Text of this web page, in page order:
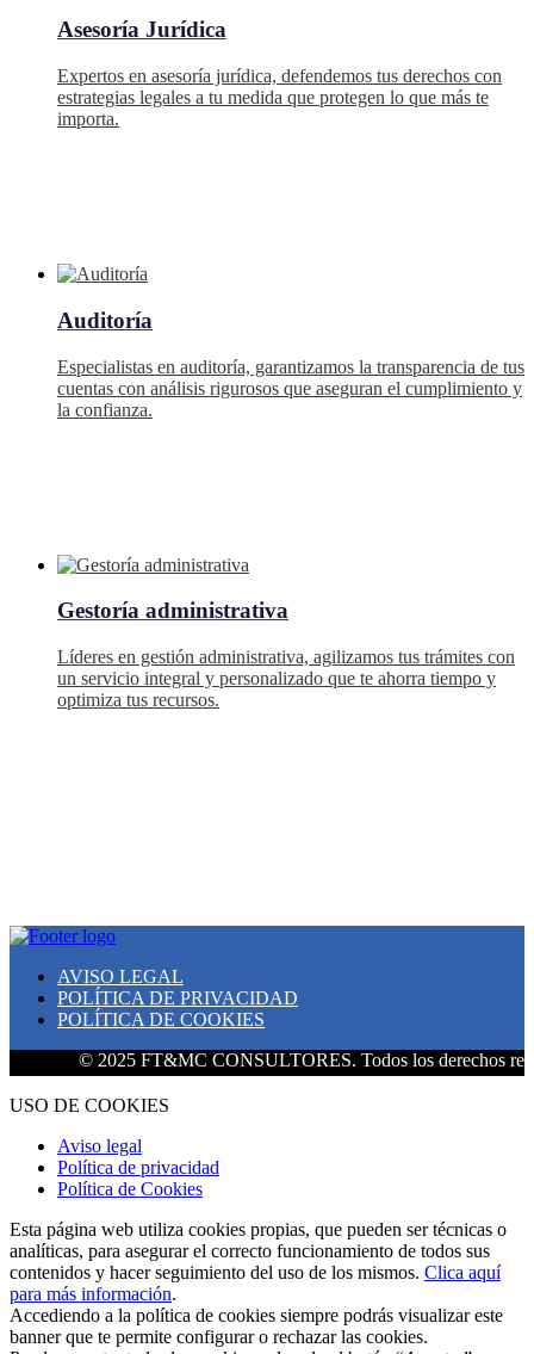
Asesoría Jurídica
Expertos en asesoría jurídica, defendemos tus derechos con
estrategias legales a tu medida que protegen lo que más te
importa.
Auditoría
Especialistas en auditoría, garantizamos la transparencia de tus
cuentas con análisis rigurosos que aseguran el cumplimiento y
la confianza.
Gestoría administrativa
Líderes en gestión administrativa, agilizamos tus trámites con
un servicio integral y personalizado que te ahorra tiempo y
optimiza tus recursos.
AVISO LEGAL
POLÍTICA DE PRIVACIDAD
POLÍTICA DE COOKIES
© 2025 FT&MC CONSULTORES. Todos los derechos
USO DE COOKIES
Aviso legal
Política de privacidad
Política de Cookies
Esta página web utiliza cookies propias, que pueden ser técnicas o
analíticas, para asegurar el correcto funcionamiento de todos sus
contenidos y hacer seguimiento del uso de los mismos. Clica aquí
para más información.
Accediendo a la política de cookies siempre podrás visualizar este
banner que te permite configurar o rechazar las cookies.